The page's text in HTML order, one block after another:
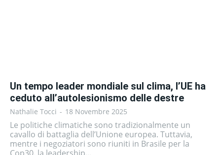
Un tempo leader mondiale sul clima, l’UE ha
ceduto all’autolesionismo delle destre
Nathalie Tocci - 18 Novembre 2025
Le politiche climatiche sono tradizionalmente un
cavallo di battaglia dell’Unione europea. Tuttavia,
mentre i negoziatori sono riuniti in Brasile per la